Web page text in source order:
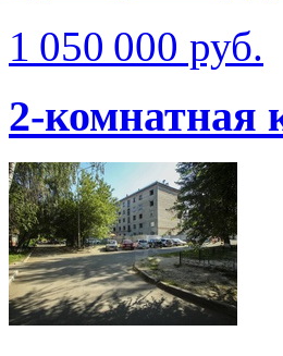
1 050 000 руб.
2-комнатная